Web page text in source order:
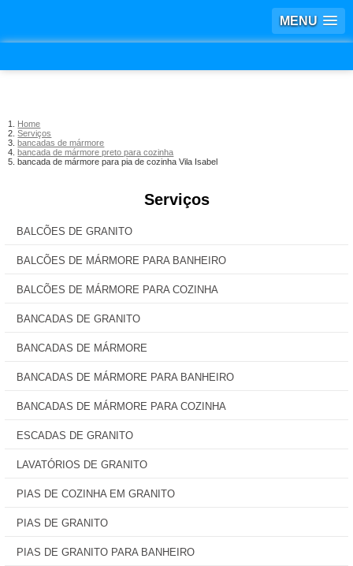
MENU
Home
Serviços
bancadas de mármore
bancada de mármore preto para cozinha
bancada de mármore para pia de cozinha Vila Isabel
Serviços
BALCÕES DE GRANITO
BALCÕES DE MÁRMORE PARA BANHEIRO
BALCÕES DE MÁRMORE PARA COZINHA
BANCADAS DE GRANITO
BANCADAS DE MÁRMORE
BANCADAS DE MÁRMORE PARA BANHEIRO
BANCADAS DE MÁRMORE PARA COZINHA
ESCADAS DE GRANITO
LAVATÓRIOS DE GRANITO
PIAS DE COZINHA EM GRANITO
PIAS DE GRANITO
PIAS DE GRANITO PARA BANHEIRO